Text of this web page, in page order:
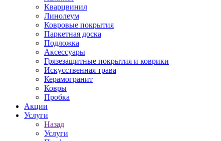
Кварцвинил
Линолеум
Ковровые покрытия
Паркетная доска
Подложка
Аксессуары
Грязезащитные покрытия и коврики
Искусственная трава
Керамогранит
Ковры
Пробка
Акции
Услуги
Назад
Услуги